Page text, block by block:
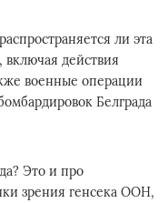
ли эта
действия
военные операции
Белграда
Это и про
зрения генсека ООН,